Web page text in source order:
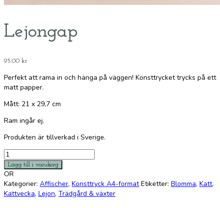
Lejongap
95.00 kr
Perfekt att rama in och hänga på väggen! Konsttrycket trycks på ett
matt papper.
Mått: 21 x 29,7 cm
Ram ingår ej.
Produkten är tillverkad i Sverige.
Lejongap
mängd
Lägg till i varukorg
OR
Kategorier: Affischer, Konsttryck A4-format Etiketter: Blomma, Katt,
Kattvecka, Lejon, Trädgård & växter